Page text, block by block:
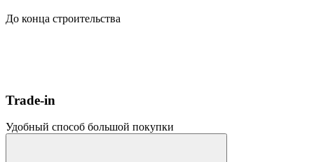
До конца строительства
Trade-in
Удобный способ большой покупки